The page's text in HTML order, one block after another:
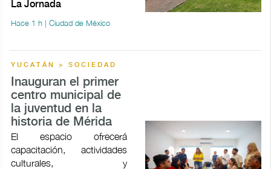
La Jornada
Hace 1 h | Ciudad de México
YUCATÁN > SOCIEDAD
Inauguran el primer
centro municipal de
la juventud en la
historia de Mérida
El espacio ofrecerá
capacitación, actividades
culturales, y